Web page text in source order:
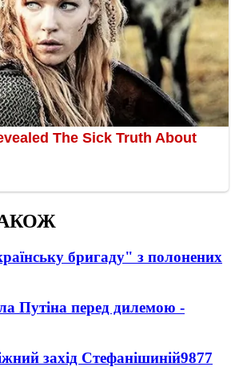
бригаду" з полонених
Путіна перед дилемою -
захід Стефанішиній9877